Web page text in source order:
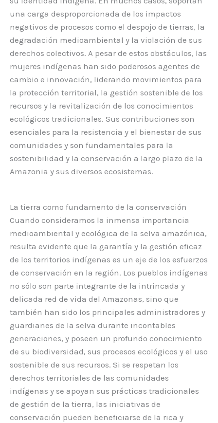
una carga desproporcionada de los impactos
negativos de procesos como el despojo de tierras, la
degradación medioambiental y la violación de sus
derechos colectivos. A pesar de estos obstáculos, las
mujeres indígenas han sido poderosos agentes de
cambio e innovación, liderando movimientos para
la protección territorial, la gestión sostenible de los
recursos y la revitalización de los conocimientos
ecológicos tradicionales. Sus contribuciones son
esenciales para la resistencia y el bienestar de sus
comunidades y son fundamentales para la
sostenibilidad y la conservación a largo plazo de la
Amazonia y sus diversos ecosistemas.
La tierra como fundamento de la conservación
Cuando consideramos la inmensa importancia
medioambiental y ecológica de la selva amazónica,
resulta evidente que la garantía y la gestión eficaz
de los territorios indígenas es un eje de los esfuerzos
de conservación en la región. Los pueblos indígenas
no sólo son parte integrante de la intrincada y
delicada red de vida del Amazonas, sino que
también han sido los principales administradores y
guardianes de la selva durante incontables
generaciones, y poseen un profundo conocimiento
de su biodiversidad, sus procesos ecológicos y el uso
sostenible de sus recursos. Si se respetan los
derechos territoriales de las comunidades
indígenas y se apoyan sus prácticas tradicionales
de gestión de la tierra, las iniciativas de
conservación pueden beneficiarse de la rica y